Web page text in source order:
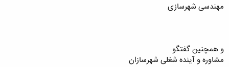
مهندسی شهرسازی
و همچنین گفتگو
مشاوره و آینده شغلی شهرسازان